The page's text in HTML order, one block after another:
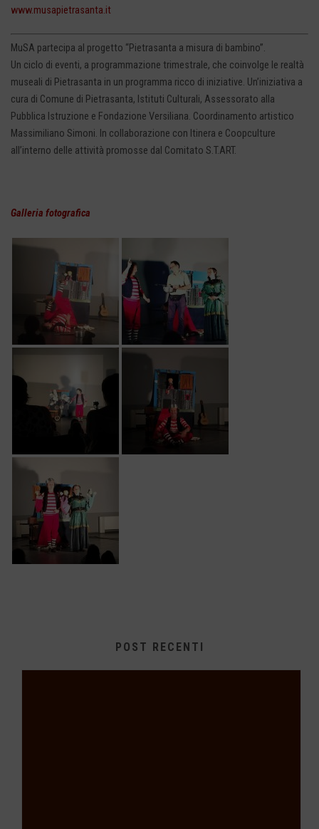
www.musapietrasanta.it
MuSA partecipa al progetto “Pietrasanta a misura di bambino”.
Un ciclo di eventi, a programmazione trimestrale, che coinvolge le realtà
museali di Pietrasanta in un programma ricco di iniziative. Un’iniziativa a
cura di Comune di Pietrasanta, Istituti Culturali, Assessorato alla
Pubblica Istruzione e Fondazione Versiliana. Coordinamento artistico
Massimiliano Simoni. In collaborazione con Itinera e Coopculture
all’interno delle attività promosse dal Comitato S.T.ART.
Galleria fotografica
POST RECENTI